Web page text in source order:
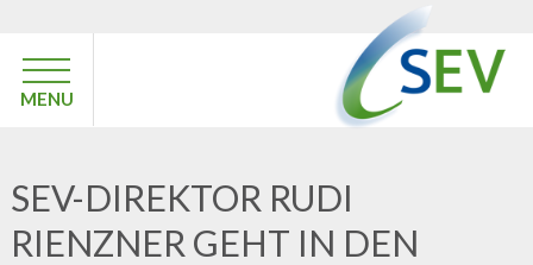
MENU
SEV-DIREKTOR RUDI
RIENZNER GEHT IN DEN